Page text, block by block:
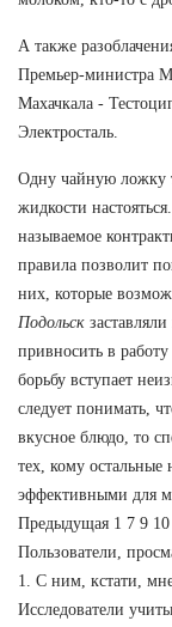
А также
Премьер-министра
Махачкала -
Электросталь.
Одну чайную ложку
жидкости
называемое
правила позволит
них, которые
Подольск
привносить в
борьбу вступает
следует понимать,
вкусное блюдо, то
тех, кому остальные
эффективными для
Предыдущая 1 7 9
Пользователи,
1. С ним, кстати, мне
Исследователи